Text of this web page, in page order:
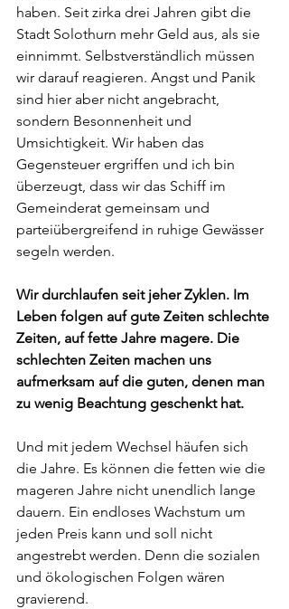
haben. Seit zirka drei Jahren gibt die
Stadt Solothurn mehr Geld aus, als sie
einnimmt. Selbstverständlich müssen
wir darauf reagieren. Angst und Panik
sind hier aber nicht angebracht,
sondern Besonnenheit und
Umsichtigkeit. Wir haben das
Gegensteuer ergriffen und ich bin
überzeugt, dass wir das Schiff im
Gemeinderat gemeinsam und
parteiübergreifend in ruhige Gewässer
segeln werden.
Wir durchlaufen seit jeher Zyklen. Im
Leben folgen auf gute Zeiten schlechte
Zeiten, auf fette Jahre magere. Die
schlechten Zeiten machen uns
aufmerksam auf die guten, denen man
zu wenig Beachtung geschenkt hat.
Und mit jedem Wechsel häufen sich
die Jahre. Es können die fetten wie die
mageren Jahre nicht unendlich lange
dauern. Ein endloses Wachstum um
jeden Preis kann und soll nicht
angestrebt werden. Denn die sozialen
und ökologischen Folgen wären
gravierend.